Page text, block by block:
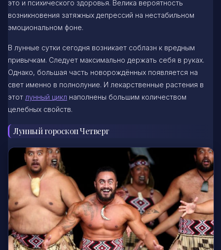
это и психического здоровья. Велика вероятность
возникновения затяжных депрессий на нестабильном
эмоциональном фоне.
В лунные сутки сегодня возникает соблазн к вредным
привычкам. Следует максимально держать себя в руках.
Однако, большая часть новорождённых появляется на
свет именно в полнолуние. И лекарственные растения в
этот лунный цикл наполнены большим количеством
целебных свойств.
Лунный гороскоп Четверг